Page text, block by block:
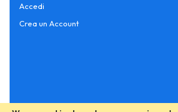
Accedi
Crea un Account